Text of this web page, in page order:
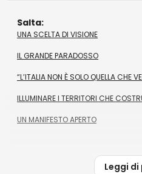
Salta:
UNA SCELTA DI VISIONE
IL GRANDE PARADOSSO
“L’ITALIA NON È SOLO QUELLA CHE
ILLUMINARE I TERRITORI CHE
UN MANIFESTO APERTO
Leggi di